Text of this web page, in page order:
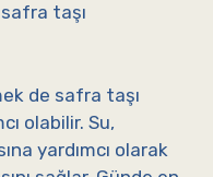
taşı
de safra taşı
olabilir. Su,
yardımcı olarak